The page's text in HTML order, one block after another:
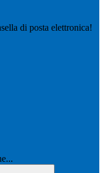
di posta elettronica!